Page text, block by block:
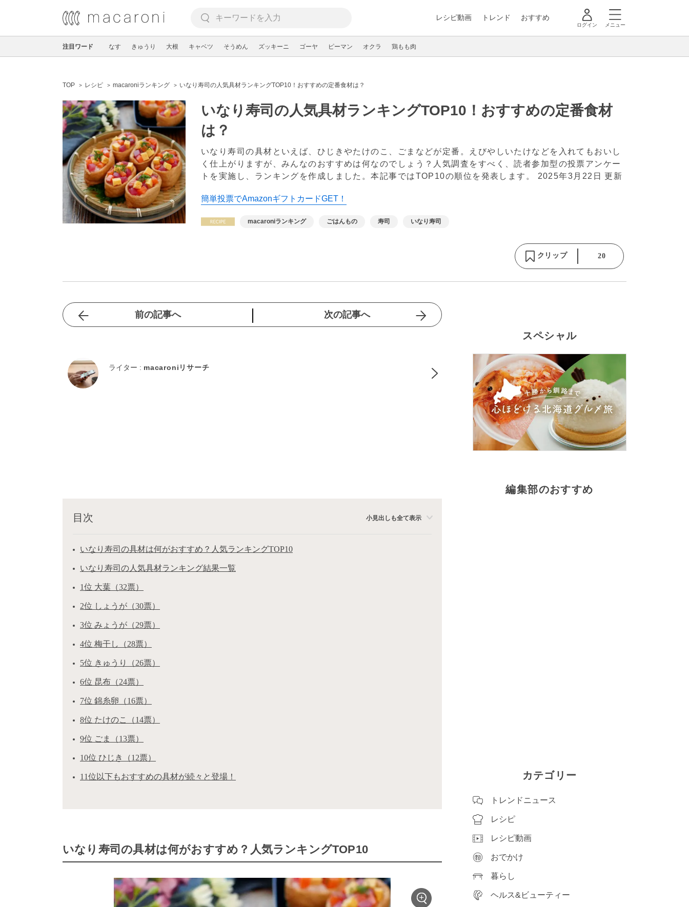
レシピ動画 トレンド おすすめ
ログイン メニュー
注目ワード なす きゅうり 大根 キャベツ そうめん ズッキーニ ゴーヤ ピーマン オクラ 鶏もも肉
TOP レシピ macaroniランキング いなり寿司の人気具材ランキングTOP10！おすすめの定番食材は？
いなり寿司の人気具材ランキングTOP10！おすすめの定番食材
は？
いなり寿司の具材といえば、ひじきやたけのこ、ごまなどが定番。えびやしいたけなどを入れてもおいし
く仕上がりますが、みんなのおすすめは何なのでしょう？人気調査をすべく、読者参加型の投票アンケー
トを実施し、ランキングを作成しました。本記事ではTOP10の順位を発表します。 2025年3月22日 更新
簡単投票でAmazonギフトカードGET！
macaroniランキング ごはんもの 寿司 いなり寿司
クリップ 20
前の記事へ 次の記事へ
ライター : macaroniリサーチ
目次 小見出しも全て表示
いなり寿司の具材は何がおすすめ？人気ランキングTOP10
いなり寿司の人気具材ランキング結果一覧
1位 大葉（32票）
2位 しょうが（30票）
3位 みょうが（29票）
4位 梅干し（28票）
5位 きゅうり（26票）
6位 昆布（24票）
7位 錦糸卵（16票）
8位 たけのこ（14票）
9位 ごま（13票）
10位 ひじき（12票）
11位以下もおすすめの具材が続々と登場！
いなり寿司の具材は何がおすすめ？人気ランキングTOP10
スペシャル
編集部のおすすめ
カテゴリー
トレンドニュース
レシピ
レシピ動画
おでかけ
暮らし
ヘルス&ビューティー